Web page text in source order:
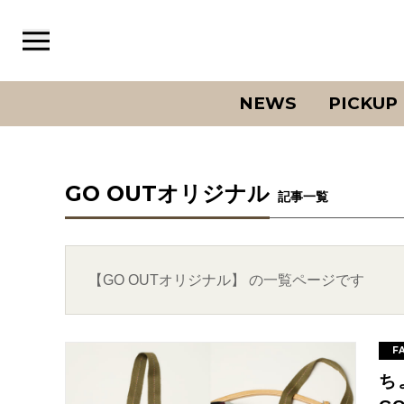
NEWS PICKUP
GO OUTオリジナル 記事一覧
【GO OUTオリジナル】 の一覧ページです
ち